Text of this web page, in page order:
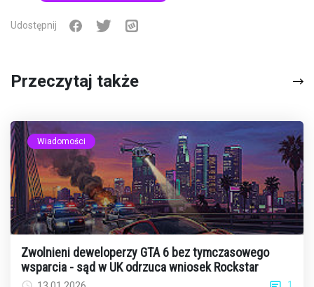
Udostępnij
Przeczytaj także
Wiadomości
Zwolnieni deweloperzy GTA 6 bez tymczasowego
wsparcia - sąd w UK odrzuca wniosek Rockstar